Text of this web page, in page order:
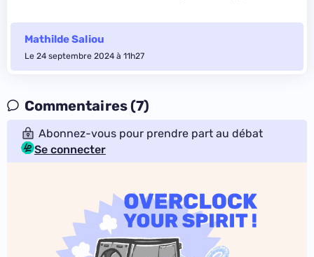
Mathilde Saliou
Le 24 septembre 2024 à 11h27
Commentaires (7)
Abonnez-vous pour prendre part au débat
Se connecter